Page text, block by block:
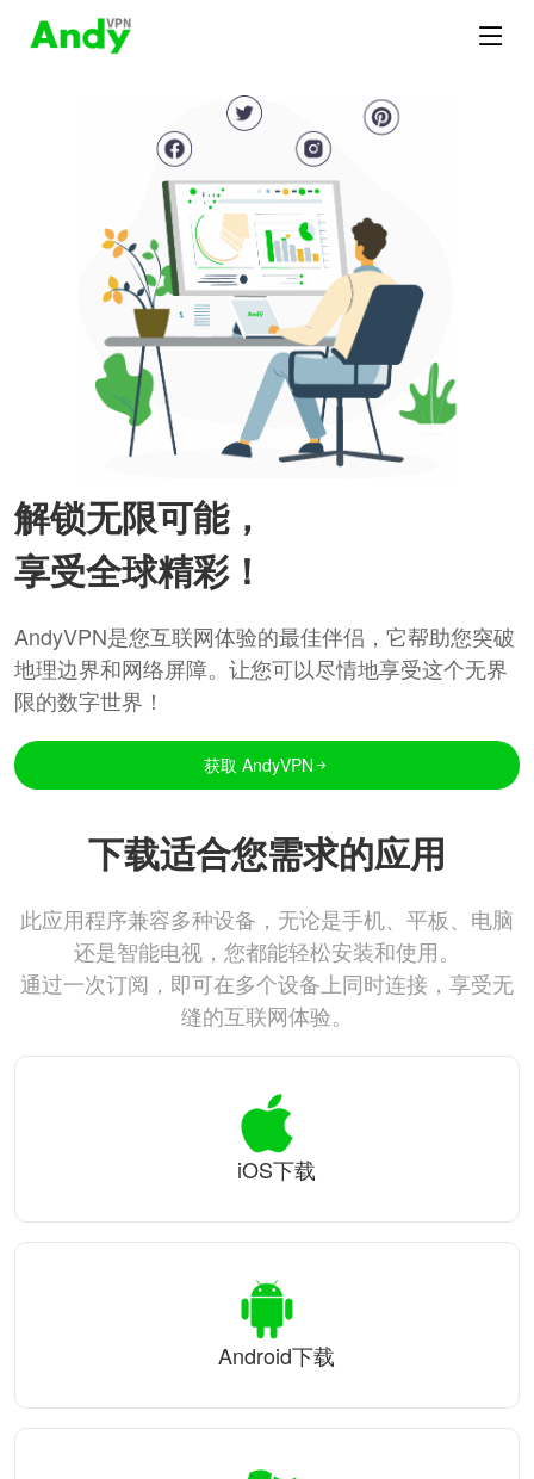
解锁无限可能，
享受全球精彩！
AndyVPN是您互联网体验的最佳伴侣，它帮助您突破
地理边界和网络屏障。让您可以尽情地享受这个无界
限的数字世界！
获取 AndyVPN
下载适合您需求的应用
此应用程序兼容多种设备，无论是手机、平板、电脑
还是智能电视，您都能轻松安装和使用。
通过一次订阅，即可在多个设备上同时连接，享受无
缝的互联网体验。
iOS下载
Android下载